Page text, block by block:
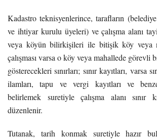
Kadastro teknisyenlerince, tarafların
ve ihtiyar kurulu üyeleri) ve çalışma alanı
veya köyün bilirkişileri ile bitişik köy veya
çalışması varsa o köy veya mahallede
gösterecekleri sınırları; sınır kayıtları, varsa
ilamları, tapu ve vergi kayıtları ve
belirlemek suretiyle çalışma alanı sınır
düzenlenir.
Tutanak, tarih konmak suretiyle hazır